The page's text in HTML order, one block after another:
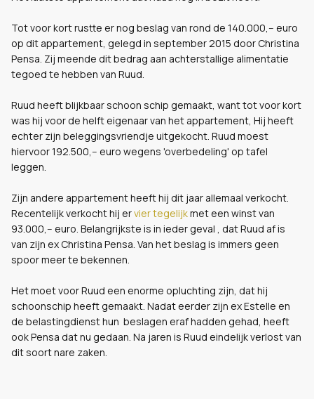
Tot voor kort rustte er nog beslag van rond de 140.000,-- euro
op dit appartement, gelegd in september 2015 door Christina
Pensa. Zij meende dit bedrag aan achterstallige alimentatie
tegoed te hebben van Ruud.
Ruud heeft blijkbaar schoon schip gemaakt, want tot voor kort
was hij voor de helft eigenaar van het appartement, Hij heeft
echter zijn beleggingsvriendje uitgekocht. Ruud moest
hiervoor 192.500,-- euro wegens 'overbedeling' op tafel
leggen.
Zijn andere appartement heeft hij dit jaar allemaal verkocht.
Recentelijk verkocht hij ervier tegelijkmet een winst van
93.000,-- euro. Belangrijkste is in ieder geval , dat Ruud af is
van zijn ex Christina Pensa. Van het beslag is immers geen
spoor meer te bekennen.
Het moet voor Ruud een enorme opluchting zijn, dat hij
schoonschip heeft gemaakt. Nadat eerder zijn ex Estelle en
de belastingdienst hun beslagen eraf hadden gehad, heeft
ook Pensa dat nu gedaan. Na jaren is Ruud eindelijk verlost van
dit soort nare zaken.